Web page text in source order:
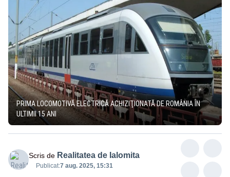
PRIMA LOCOMOTIVĂ ELECTRICĂ ACHIZIŢIONATĂ DE ROMÂNIA ÎN
ULTIMII 15 ANI
Scris de Realitatea de Ialomita
Publicat:7 aug. 2025, 15:31